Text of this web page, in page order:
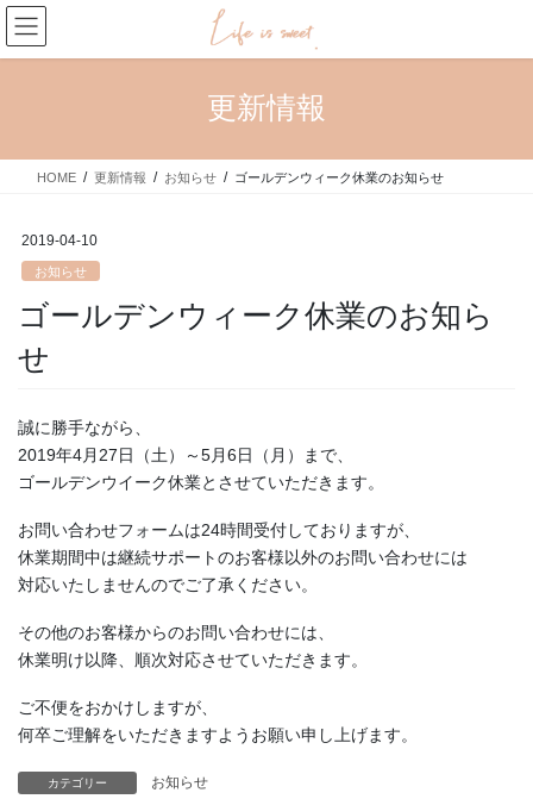
コ
ン
テ
ス
ナ
ビ
ゲ
ン
更新情報
HOME 更新情報 お知らせ ゴールデンウィーク休業のお知らせ
2019-04-10
お知らせ
ゴールデンウィーク休業のお知ら
せ
誠に勝手ながら、
2019年4月27日（土）～5月6日（月）まで、
ゴールデンウイーク休業とさせていただきます。
お問い合わせフォームは24時間受付しておりますが、
休業期間中は継続サポートのお客様以外のお問い合わせには
対応いたしませんのでご了承ください。
その他のお客様からのお問い合わせには、
休業明け以降、順次対応させていただきます。
ご不便をおかけしますが、
何卒ご理解をいただきますようお願い申し上げます。
カテゴリー お知らせ